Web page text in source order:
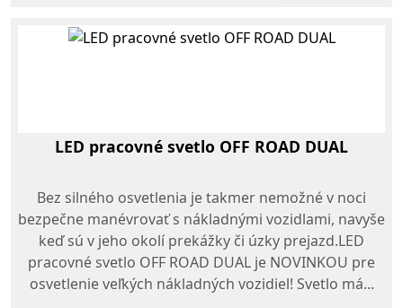
LED pracovné svetlo OFF ROAD DUAL
Bez silného osvetlenia je takmer nemožné v noci
bezpečne manévrovať s nákladnými vozidlami, navyše
keď sú v jeho okolí prekážky či úzky prejazd.LED
pracovné svetlo OFF ROAD DUAL je NOVINKOU pre
osvetlenie veľkých nákladných vozidiel! Svetlo má...